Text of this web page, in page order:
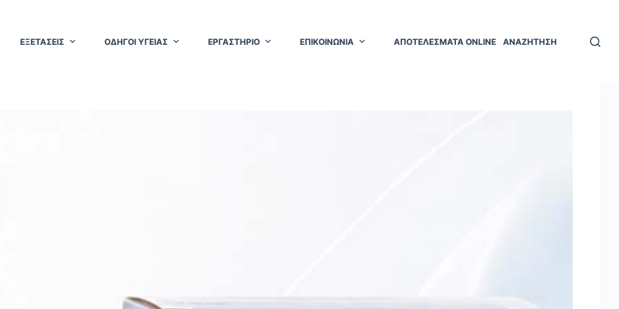
ΕΞΕΤΑΣΕΙΣ ΟΔΗΓΟΙ ΥΓΕΙΑΣ ΕΡΓΑΣΤΗΡΙΟ ΕΠΙΚΟΙΝΩΝΙΑ ΑΠΟΤΕΛΕΣΜΑΤΑ ONLINE ΑΝΑΖΗΤΗΣΗ